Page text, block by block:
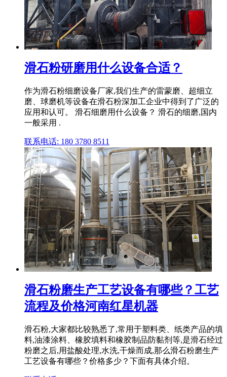
滑石粉研磨用什么设备合适？
作为滑石粉细磨设备厂家,我们生产的雷蒙磨、超细立
磨、球磨机等设备在滑石粉深加工企业中得到了广泛的
应用和认可。 滑石细磨用什么设备？ 滑石的细磨,国内
一般采用 .
联系电话: 180 3780 8511
滑石粉磨生产工艺设备有哪些？工艺
流程及价格河南红星机器
滑石粉,大家都比较熟悉了,常用于塑料类、纸类产品的填
料,油漆涂料、橡胶填料和橡胶制品防黏剂等,是滑石经过
粉磨之后,用盐酸处理,水洗,干燥而成,那么滑石粉磨生产
工艺设备有哪些？价格多少？下面有具体介绍。